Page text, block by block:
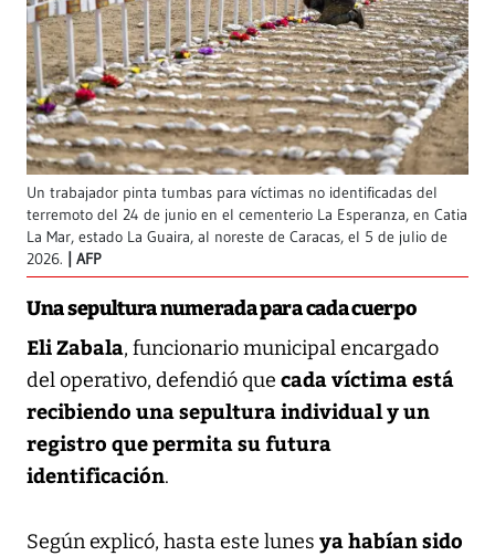
Un trabajador pinta tumbas para víctimas no identificadas del
terremoto del 24 de junio en el cementerio La Esperanza, en Catia
La Mar, estado La Guaira, al noreste de Caracas, el 5 de julio de
2026.
AFP
Una sepultura numerada para cada cuerpo
Eli Zabala, funcionario municipal encargado
del operativo, defendió que cada víctima está
recibiendo una sepultura individual y un
registro que permita su futura
identificación.
Según explicó, hasta este lunes ya habían sido